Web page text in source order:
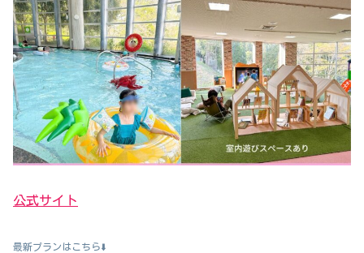
公式サイト
最新プランはこちら⬇️